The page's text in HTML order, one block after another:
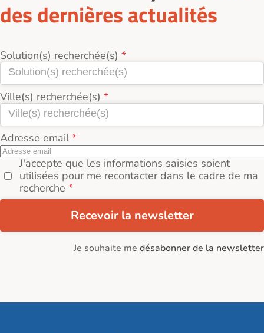
des dernières actualités
Solution(s) recherchée(s)
Ville(s) recherchée(s)
Adresse email
J'accepte que les informations saisies soient
utilisées pour me recontacter dans le cadre de ma
recherche
Recevoir la newsletter
Je souhaite me désabonner de la newsletter